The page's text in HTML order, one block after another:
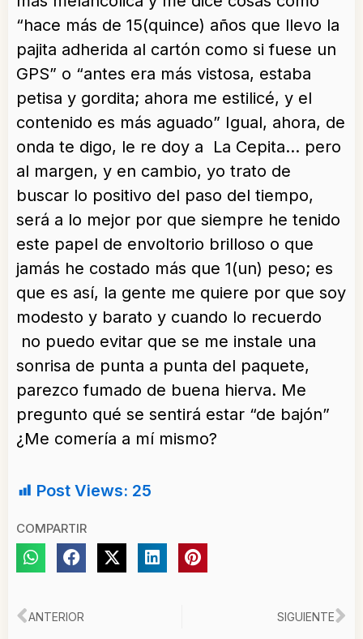
“hace más de 15(quince) años que llevo la
pajita adherida al cartón como si fuese un
GPS” o “antes era más vistosa, estaba
petisa y gordita; ahora me estilicé, y el
contenido es más aguado” Igual, ahora, de
onda te digo, le re doy a La Cepita… pero
al margen, y en cambio, yo trato de
buscar lo positivo del paso del tiempo,
será a lo mejor por que siempre he tenido
este papel de envoltorio brilloso o que
jamás he costado más que 1(un) peso; es
que es así, la gente me quiere por que soy
modesto y barato y cuando lo recuerdo
no puedo evitar que se me instale una
sonrisa de punta a punta del paquete,
parezco fumado de buena hierva. Me
pregunto qué se sentirá estar “de bajón”
¿Me comería a mí mismo?
Post Views: 25
COMPARTIR
Ant
ANTERIOR SIGUIENTE